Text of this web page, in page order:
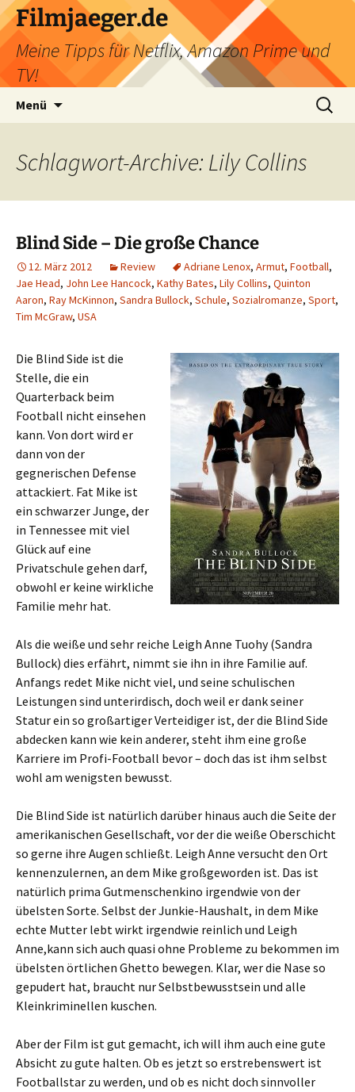
Filmjaeger.de
Meine Tipps für Netflix, Amazon Prime und
TV!
Menü
Suche
nach:
Schlagwort-Archive: Lily Collins
Blind Side – Die große Chance
12. März 2012 Review Adriane Lenox, Armut, Football,
Jae Head, John Lee Hancock, Kathy Bates, Lily Collins, Quinton
Aaron, Ray McKinnon, Sandra Bullock, Schule, Sozialromanze, Sport,
Tim McGraw, USA
Die Blind Side ist die
Stelle, die ein
Quarterback beim
Football nicht einsehen
kann. Von dort wird er
dann von der
gegnerischen Defense
attackiert. Fat Mike ist
ein schwarzer Junge, der
in Tennessee mit viel
Glück auf eine
Privatschule gehen darf,
obwohl er keine wirkliche
Familie mehr hat.
Als die weiße und sehr reiche Leigh Anne Tuohy (Sandra
Bullock) dies erfährt, nimmt sie ihn in ihre Familie auf.
Anfangs redet Mike nicht viel, und seine schulischen
Leistungen sind unterirdisch, doch weil er dank seiner
Statur ein so großartiger Verteidiger ist, der die Blind Side
abdecken kann wie kein anderer, steht ihm eine große
Karriere im Profi-Football bevor – doch das ist ihm selbst
wohl am wenigsten bewusst.
Die Blind Side ist natürlich darüber hinaus auch die Seite der
amerikanischen Gesellschaft, vor der die weiße Oberschicht
so gerne ihre Augen schließt. Leigh Anne versucht den Ort
kennenzulernen, an dem Mike großgeworden ist. Das ist
natürlich prima Gutmenschenkino irgendwie von der
übelsten Sorte. Selbst der Junkie-Haushalt, in dem Mike
echte Mutter lebt wirkt irgendwie reinlich und Leigh
Anne,kann sich auch quasi ohne Probleme zu bekommen im
übelsten örtlichen Ghetto bewegen. Klar, wer die Nase so
gepudert hat, braucht nur Selbstbewusstsein und alle
Kleinkriminellen kuschen.
Aber der Film ist gut gemacht, ich will ihm auch eine gute
Absicht zu gute halten. Ob es jetzt so erstrebenswert ist
Footballstar zu werden, und ob es nicht doch sinnvoller